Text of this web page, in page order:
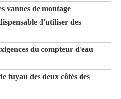
vannes de montage
d'utiliser des
du compteur d'eau
tuyau des deux côtés des